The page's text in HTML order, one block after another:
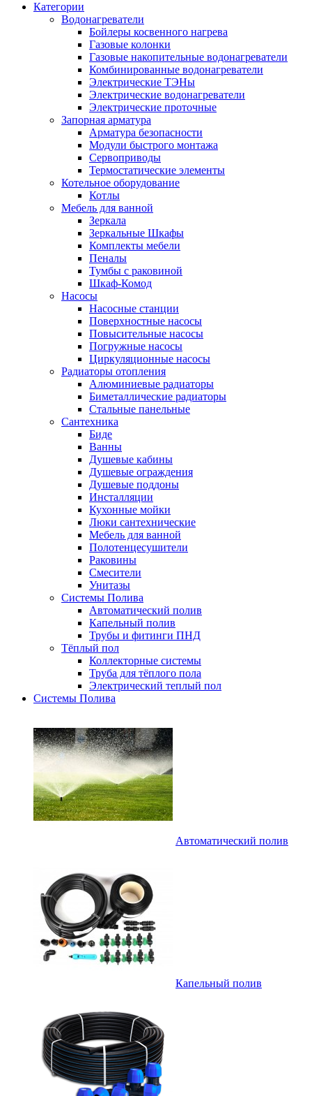
Категории
Водонагреватели
Бойлеры косвенного нагрева
Газовые колонки
Газовые накопительные водонагреватели
Комбинированные водонагреватели
Электрические ТЭНы
Электрические водонагреватели
Электрические проточные
Запорная арматура
Арматура безопасности
Модули быстрого монтажа
Сервоприводы
Термостатические элементы
Котельное оборудование
Котлы
Мебель для ванной
Зеркала
Зеркальные Шкафы
Комплекты мебели
Пеналы
Тумбы с раковиной
Шкаф-Комод
Насосы
Насосные станции
Поверхностные насосы
Повысительные насосы
Погружные насосы
Циркуляционные насосы
Радиаторы отопления
Алюминиевые радиаторы
Биметаллические радиаторы
Стальные панельные
Сантехника
Биде
Ванны
Душевые кабины
Душевые ограждения
Душевые поддоны
Инсталляции
Кухонные мойки
Люки сантехнические
Мебель для ванной
Полотенцесушители
Раковины
Смесители
Унитазы
Системы Полива
Автоматический полив
Капельный полив
Трубы и фитинги ПНД
Тёплый пол
Коллекторные системы
Труба для тёплого пола
Электрический теплый пол
Системы Полива
Автоматический полив
Капельный полив